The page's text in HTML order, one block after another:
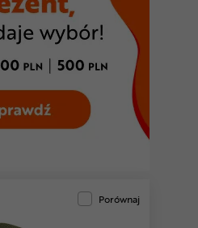
Porównaj